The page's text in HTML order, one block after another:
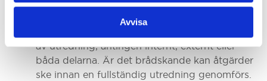
Avvisa
mottagandet av ärendet skickas.
Alla ärenden som rapporteras via
av utredning, antingen internt, externt eller
båda delarna. Är det brådskande kan åtgärder
ske innan en fullständig utredning genomförs.